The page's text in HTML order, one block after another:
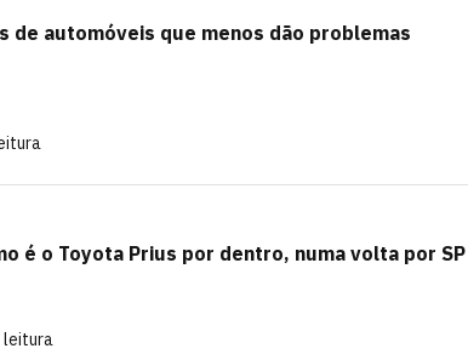
de automóveis que menos dão problemas
é o Toyota Prius por dentro, numa volta por SP
leitura